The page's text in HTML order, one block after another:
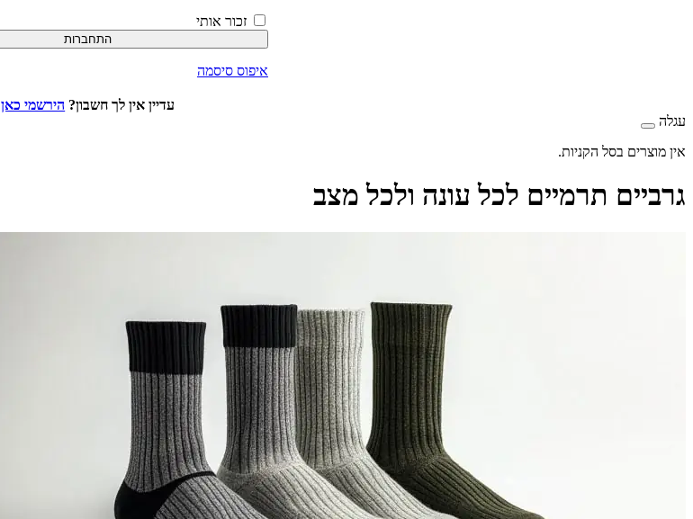
זכור אותי
התחברות
איפוס סיסמה
עדיין אין לך חשבון? הירשמי כאן
עגלה
אין מוצרים בסל הקניות.
גרביים תרמיים לכל עונה ולכל מצב